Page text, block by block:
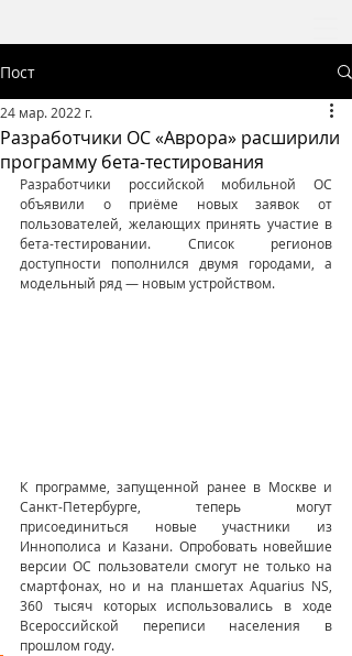
Пост
Разработчики ОС «Аврора» расширили
программу бета-тестирования
24 мар. 2022 г.
Разработчики российской мобильной ОС
объявили о приёме новых заявок от
пользователей, желающих принять участие в
бета-тестировании. Список регионов
доступности пополнился двумя городами, а
модельный ряд — новым устройством.
К программе, запущенной ранее в Москве и
Санкт-Петербурге, теперь могут
присоединиться новые участники из
Иннополиса и Казани. Опробовать новейшие
версии ОС пользователи смогут не только на
смартфонах, но и на планшетах Aquarius NS,
360 тысяч которых использовались в ходе
Всероссийской переписи населения в
прошлом году.